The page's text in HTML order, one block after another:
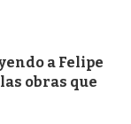
a Felipe
obras que